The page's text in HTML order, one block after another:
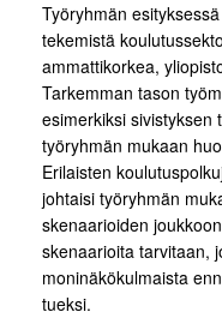
Työryhmän
tekemistä
ammattikorkea,
Tarkemman tason
esimerkiksi sivistyksen
työryhmän mukaan
Erilaisten
johtaisi työryhmän
skenaarioiden
skenaarioita tarvitaan,
moninäkökulmaista
tueksi.